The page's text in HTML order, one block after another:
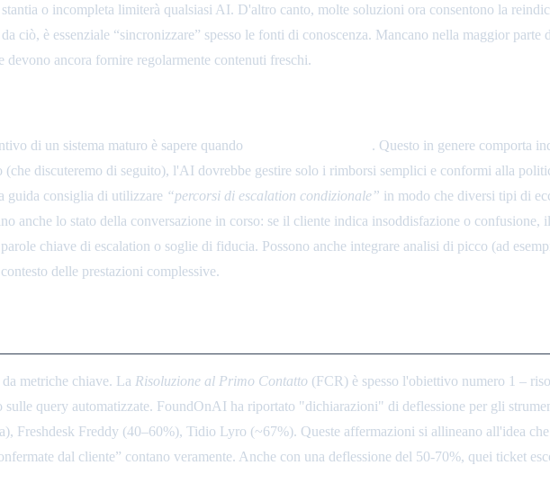
o incompleta limiterà qualsiasi AI. D'altro canto, molte soluzioni ora consentono la
ciò, è essenziale “sincronizzare” spesso le fonti di conoscenza. Mancano nella maggior
ancora fornire regolarmente contenuti freschi.
di un sistema maturo è sapere quando
. Questo in genere comporta
(che discuteremo di seguito), l'AI dovrebbe gestire solo i rimborsi semplici e conformi alla
guida consiglia di utilizzare “percorsi di escalation condizionale” in modo che diversi tipi di
anche lo stato della conversazione in corso: se il cliente indica insoddisfazione o confusione,
chiave di escalation o soglie di fiducia. Possono anche integrare analisi di picco (ad
delle prestazioni complessive.
metriche chiave. La Risoluzione al Primo Contatto (FCR) è spesso l'obiettivo numero 1 –
query automatizzate. FoundOnAI ha riportato "dichiarazioni" di deflessione per gli
Freshdesk Freddy (40–60%), Tidio Lyro (~67%). Queste affermazioni si allineano all'idea
dal cliente” contano veramente. Anche con una deflessione del 50-70%, quei ticket